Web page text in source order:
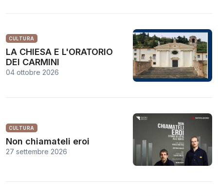
CULTURA
LA CHIESA E L'ORATORIO
DEI CARMINI
04 ottobre 2026
CULTURA
Non chiamateli eroi
27 settembre 2026